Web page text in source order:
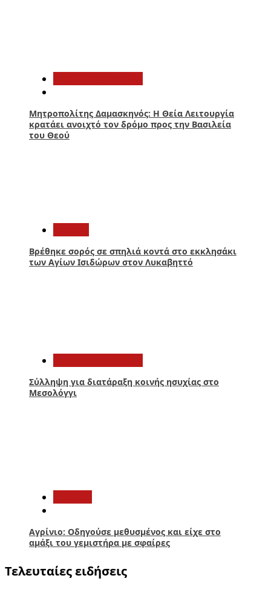
Μητροπολίτης Δαμασκηνός: Η Θεία Λειτουργία
κρατάει ανοιχτό τον δρόμο προς την Βασιλεία
του Θεού
Βρέθηκε σορός σε σπηλιά κοντά στο εκκλησάκι
των Αγίων Ισιδώρων στον Λυκαβηττό
Σύλληψη για διατάραξη κοινής ησυχίας στο
Μεσολόγγι
Αγρίνιο: Οδηγούσε μεθυσμένος και είχε στο
αμάξι του γεμιστήρα με σφαίρες
Τελευταίες ειδήσεις